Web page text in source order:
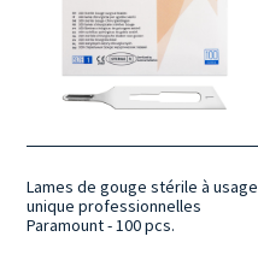
Lames de gouge stérile à usage
unique professionnelles
Paramount - 100 pcs.